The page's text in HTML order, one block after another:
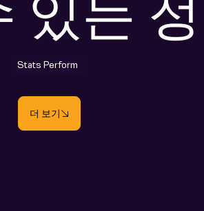
있는
Stats Perform
더 보기